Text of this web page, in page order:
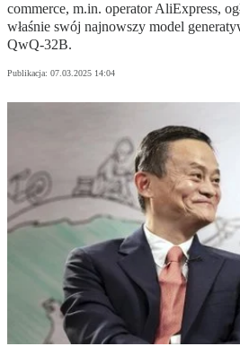
commerce, m.in. operator AliExpress,
właśnie swój najnowszy model
QwQ-32B.
Publikacja: 07.03.2025 14:04